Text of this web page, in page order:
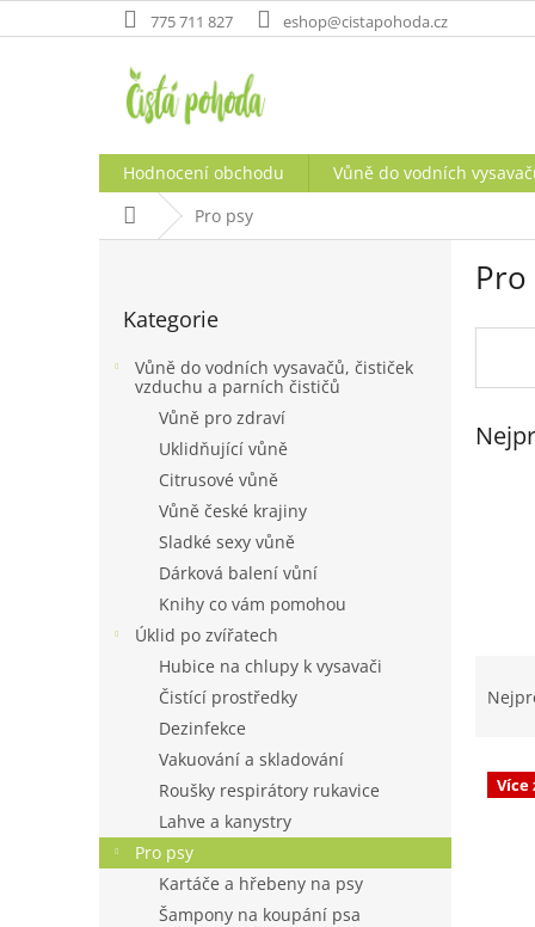
na
775 711 827 eshop@cistapohoda.cz
Hodnocení obchodu Vůně do vodních
Domů Pro psy
kategorie
Kategorie
Vůně do vodních vysavačů, čističek
vzduchu a parních čističů
Vůně pro zdraví
Uklidňující vůně
Citrusové vůně
Vůně české krajiny
Sladké sexy vůně
Dárková balení vůní
Knihy co vám pomohou
Úklid po zvířatech
Hubice na chlupy k vysavači
Čistící prostředky
Dezinfekce
Vakuování a skladování
Roušky respirátory rukavice
Lahve a kanystry
Pro psy
Kartáče a hřebeny na psy
Šampony na koupání psa
nV Více